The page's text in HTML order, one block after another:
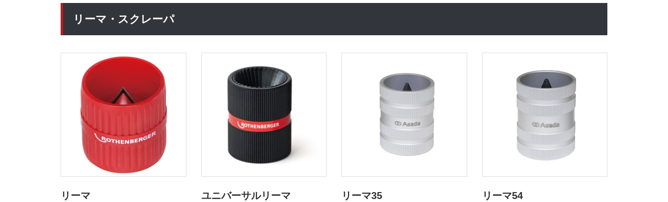
リーマ・スクレーパ
リーマ ユニバーサルリーマ リーマ35 リーマ54